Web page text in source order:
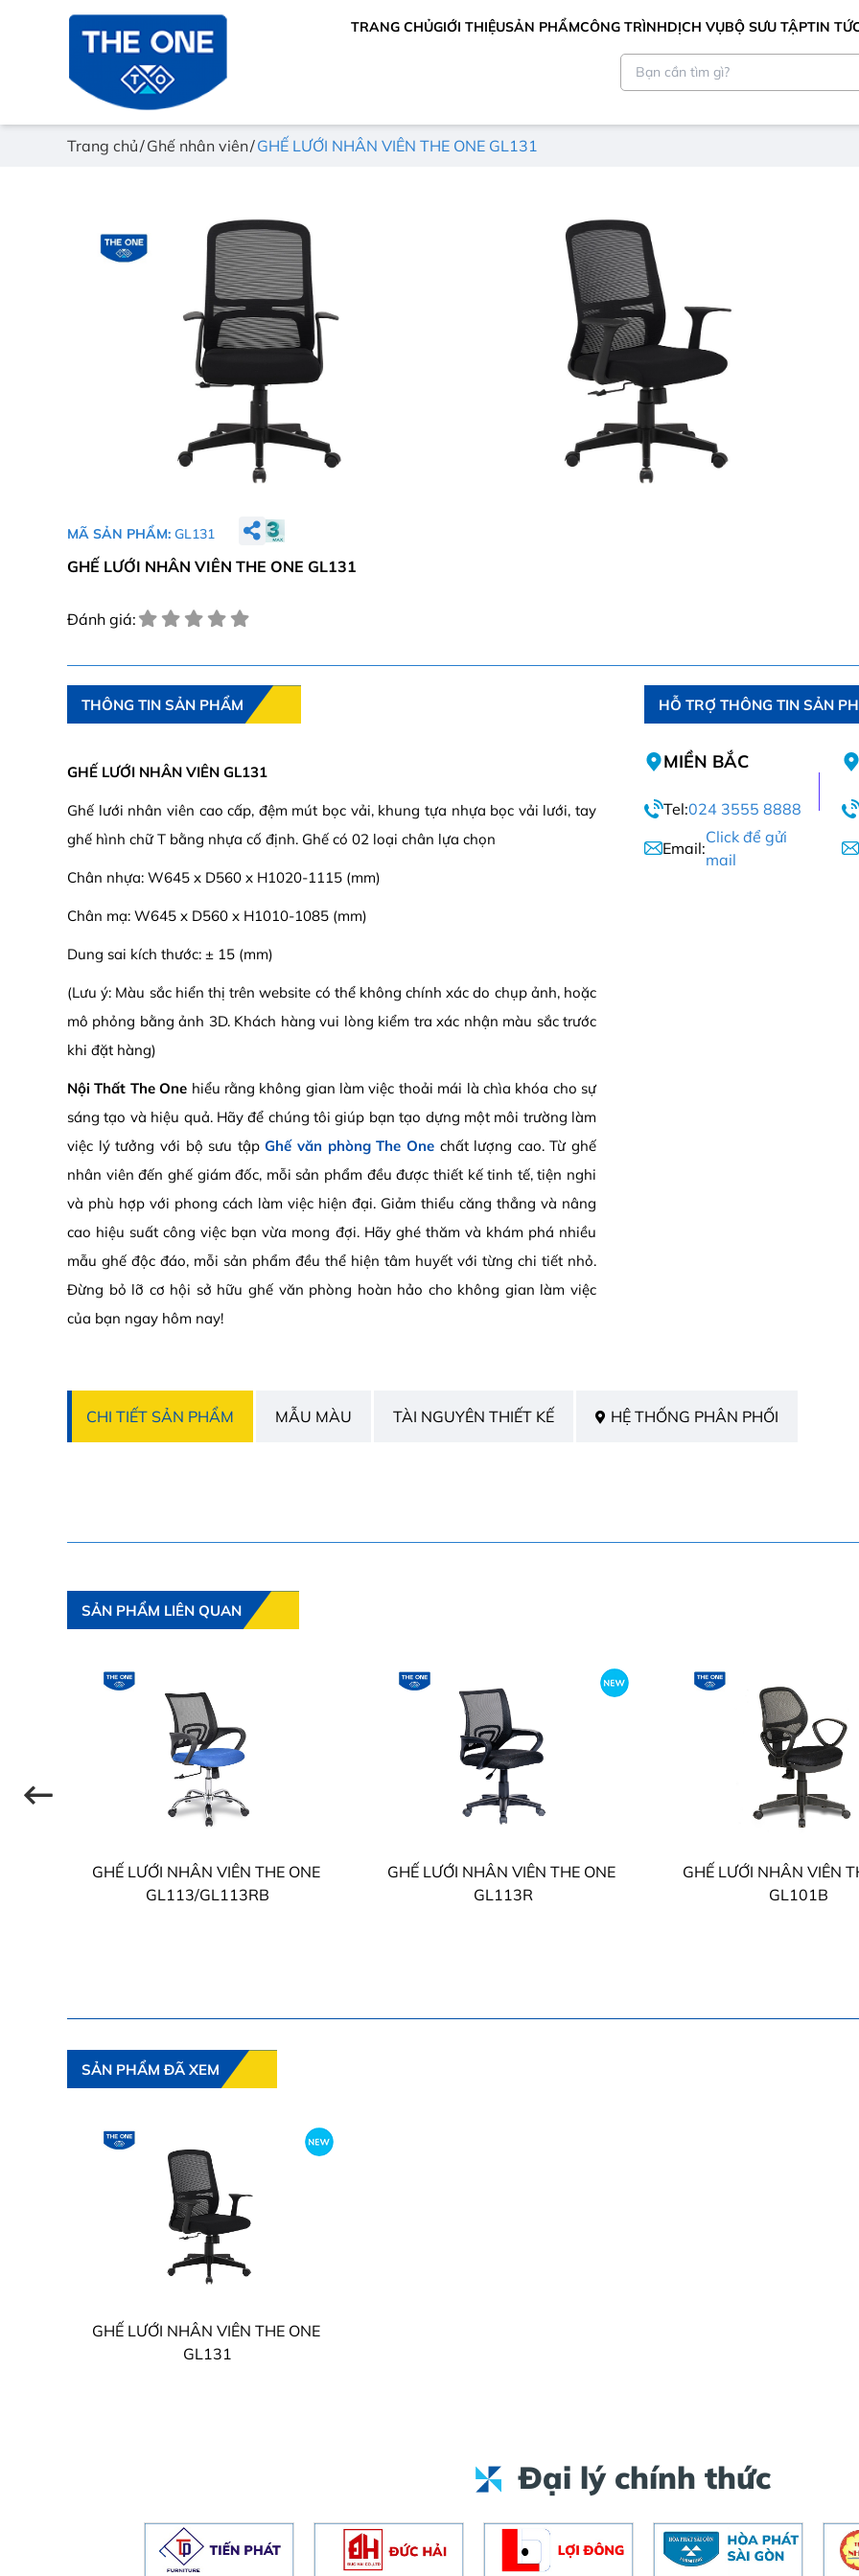
TRANG CHỦGIỚI THIỆUSẢN PHẨMCÔNG TRÌNHDỊCH VỤBỘ SƯU TẬPTIN
Trang chủ Ghế nhân viên GHẾ LƯỚI NHÂN VIÊN THE ONE GL131
MÃ SẢN PHẨM: GL131
GHẾ LƯỚI NHÂN VIÊN THE ONE GL131
Đánh giá:
THÔNG TIN SẢN PHẨM
GHẾ LƯỚI NHÂN VIÊN GL131
Ghế lưới nhân viên cao cấp, đệm mút bọc vải, khung tựa nhựa bọc vải lưới, tay
ghế hình chữ T bằng nhựa cố định. Ghế có 02 loại chân lựa chọn
Chân nhựa: W645 x D560 x H1020-1115 (mm)
Chân mạ: W645 x D560 x H1010-1085 (mm)
Dung sai kích thước: ± 15 (mm)
(Lưu ý: Màu sắc hiển thị trên website có thể không chính xác do chụp ảnh, hoặc
mô phỏng bằng ảnh 3D. Khách hàng vui lòng kiểm tra xác nhận màu sắc trước
khi đặt hàng)
Nội Thất The One hiểu rằng không gian làm việc thoải mái là chìa khóa cho sự
sáng tạo và hiệu quả. Hãy để chúng tôi giúp bạn tạo dựng một môi trường làm
việc lý tưởng với bộ sưu tậpGhế văn phòng The Onechất lượng cao. Từ ghế
nhân viên đến ghế giám đốc, mỗi sản phẩm đều được thiết kế tinh tế, tiện nghi
và phù hợp với phong cách làm việc hiện đại. Giảm thiểu căng thẳng và nâng
cao hiệu suất công việc bạn vừa mong đợi. Hãy ghé thăm và khám phá nhiều
mẫu ghế độc đáo, mỗi sản phẩm đều thể hiện tâm huyết với từng chi tiết nhỏ.
Đừng bỏ lỡ cơ hội sở hữu ghế văn phòng hoàn hảo cho không gian làm việc
của bạn ngay hôm nay!
HỖ TRỢ THÔNG TIN SẢN
MIỀN BẮC
Tel:024 3555 8888
Email:
Click để gửi
mail
CHI TIẾT SẢN PHẨM MẪU MÀU TÀI NGUYÊN THIẾT KẾ HỆ THỐNG PHÂN PHỐI
SẢN PHẨM LIÊN QUAN
GHẾ LƯỚI NHÂN VIÊN THE ONE
GL113/GL113RB
GHẾ LƯỚI NHÂN VIÊN THE ONE
GL113R
GHẾ LƯỚI NHÂN VIÊN
GL101B
SẢN PHẨM ĐÃ XEM
GHẾ LƯỚI NHÂN VIÊN THE ONE
GL131
Đại lý chính thức